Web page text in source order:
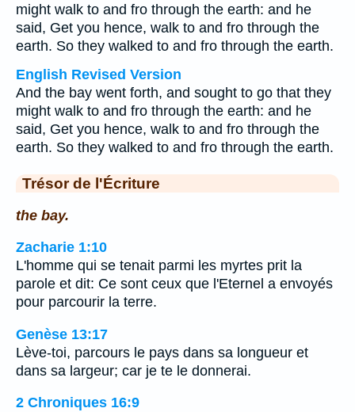
might walk to and fro through the earth: and he
said, Get you hence, walk to and fro through the
earth. So they walked to and fro through the earth.
English Revised Version
And the bay went forth, and sought to go that they
might walk to and fro through the earth: and he
said, Get you hence, walk to and fro through the
earth. So they walked to and fro through the earth.
Trésor de l'Écriture
the bay.
Zacharie 1:10
L'homme qui se tenait parmi les myrtes prit la
parole et dit: Ce sont ceux que l'Eternel a envoyés
pour parcourir la terre.
Genèse 13:17
Lève-toi, parcours le pays dans sa longueur et
dans sa largeur; car je te le donnerai.
2 Chroniques 16:9